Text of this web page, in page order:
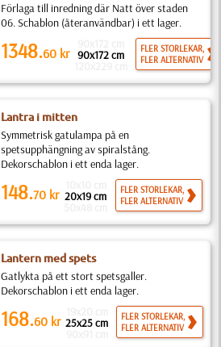
Förlaga till inredning där Natt över staden
06. Schablon (återanvändbar) i ett lager.
1348.60 kr 90x172 cm
FLER STORLEKAR,
FLER ALTERNATIV
Lantra i mitten
Symmetrisk gatulampa på en
spetsupphängning av spiralstång.
Dekorschablon i ett enda lager.
148.70 kr 20x19 cm
FLER STORLEKAR,
FLER ALTERNATIV
Lantern med spets
Gatlykta på ett stort spetsgaller.
Dekorschablon i ett enda lager.
168.60 kr 25x25 cm
FLER STORLEKAR,
FLER ALTERNATIV